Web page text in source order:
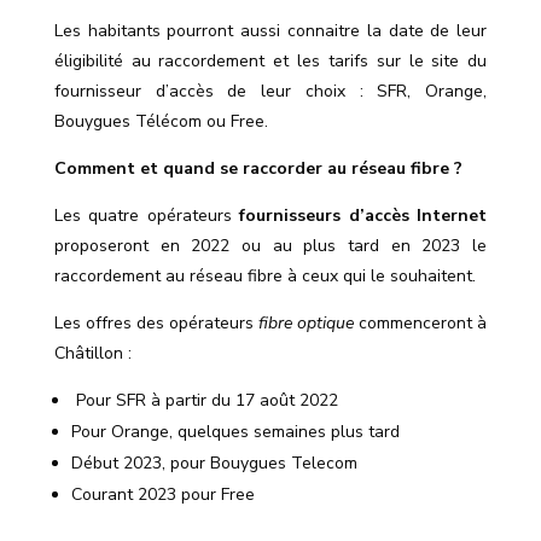
Les habitants pourront aussi connaitre la date de leur
éligibilité au raccordement et les tarifs sur le site du
fournisseur d’accès de leur choix : SFR, Orange,
Bouygues Télécom ou Free.
Comment et quand se raccorder au réseau fibre ?
Les quatre opérateursfournisseurs d’accès Internet
proposeront en 2022 ou au plus tard en 2023 le
raccordement au réseau fibre à ceux qui le souhaitent.
Les offres des opérateursfibre optique commenceront à
Châtillon :
Pour SFR à partir du 17 août 2022
Pour Orange, quelques semaines plus tard
Début 2023, pour Bouygues Telecom
Courant 2023 pour Free